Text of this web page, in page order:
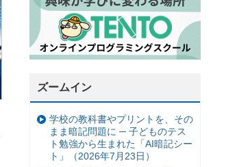
ズームイン
学校の教科書やプリントを、その
まま暗記問題に ─ 子どものテス
ト勉強から生まれた「AI暗記シー
ト」（2026年7月23日）